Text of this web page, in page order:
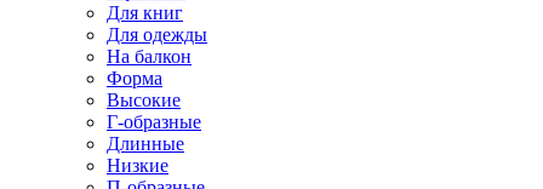
Для книг
Для одежды
На балкон
Форма
Высокие
Г-образные
Длинные
Низкие